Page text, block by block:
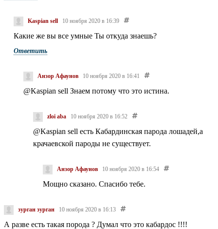
Kaspian sell 10 ноября 2020 в 16:39
Какие же вы все умные Ты откуда знаешь?
Ответить
Анзор Афаунов 10 ноября 2020 в 16:41
@Kaspian sell Знаем потому что это истина.
zloi aba 10 ноября 2020 в 16:52
@Kaspian sell есть Кабардинская парода лошадей,а
крачаевской пароды не существует.
Анзор Афаунов 10 ноября 2020 в 16:54
Мощно сказано. Спасибо тебе.
зурган зурган 10 ноября 2020 в 16:13
А разве есть такая порода ? Думал что это кабардос !!!!